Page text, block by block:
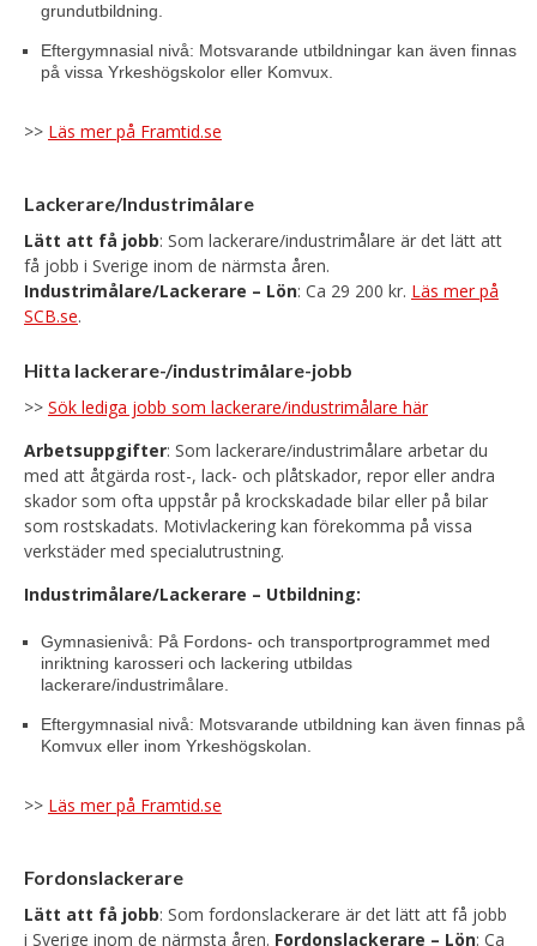
grundutbildning.
Eftergymnasial nivå: Motsvarande utbildningar kan även finnas
på vissa Yrkeshögskolor eller Komvux.
>> Läs mer på Framtid.se
Lackerare/Industrimålare
Lätt att få jobb: Som lackerare/industrimålare är det lätt att
få jobb i Sverige inom de närmsta åren.
Industrimålare/Lackerare – Lön: Ca 29 200 kr. Läs mer på
SCB.se.
Hitta lackerare-/industrimålare-jobb
>> Sök lediga jobb som lackerare/industrimålare här
Arbetsuppgifter: Som lackerare/industrimålare arbetar du
med att åtgärda rost-, lack- och plåtskador, repor eller andra
skador som ofta uppstår på krockskadade bilar eller på bilar
som rostskadats. Motivlackering kan förekomma på vissa
verkstäder med specialutrustning.
Industrimålare/Lackerare – Utbildning:
Gymnasienivå: På Fordons- och transportprogrammet med
inriktning karosseri och lackering utbildas
lackerare/industrimålare.
Eftergymnasial nivå: Motsvarande utbildning kan även finnas på
Komvux eller inom Yrkeshögskolan.
>> Läs mer på Framtid.se
Fordonslackerare
Lätt att få jobb: Som fordonslackerare är det lätt att få jobb
i Sverige inom de närmsta åren. Fordonslackerare – Lön: Ca